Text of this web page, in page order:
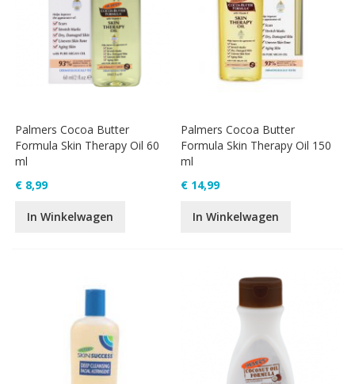
Palmers Cocoa Butter
Formula Skin Therapy Oil 60
ml
€ 8,99
In Winkelwagen
Palmers Cocoa Butter
Formula Skin Therapy Oil 150
ml
€ 14,99
In Winkelwagen